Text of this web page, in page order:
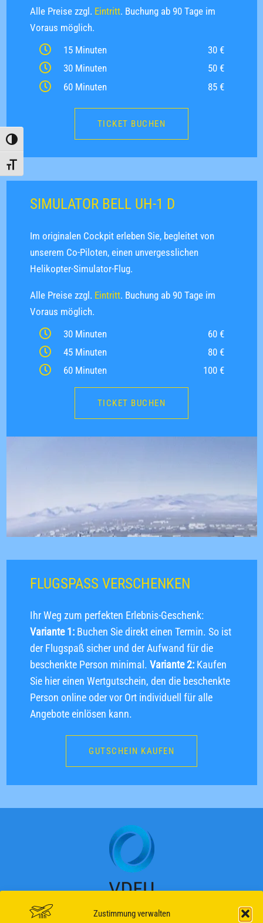
Zustimmung verwalten
Umschalten auf hohe Kontraste
Schrift vergrößern
Alle Preise zzgl. Eintritt. Buchung ab 90 Tage im
Voraus möglich.
15 Minuten
30 €
30 Minuten
50 €
60 Minuten
85 €
TICKET BUCHEN
SIMULATOR BELL UH-1 D
Im originalen Cockpit erleben Sie, begleitet von
unserem Co-Piloten, einen unvergesslichen
Helikopter-Simulator-Flug.
Alle Preise zzgl. Eintritt. Buchung ab 90 Tage im
Voraus möglich.
30 Minuten
60 €
45 Minuten
80 €
60 Minuten
100 €
TICKET BUCHEN
FLUGSPASS VERSCHENKEN
Ihr Weg zum perfekten Erlebnis-Geschenk:
Variante 1: Buchen Sie direkt einen Termin. So ist
der Flugspaß sicher und der Aufwand für die
beschenkte Person minimal. Variante 2: Kaufen
Sie hier einen Wertgutschein, den die beschenkte
Person online oder vor Ort individuell für alle
Angebote einlösen kann.
GUTSCHEIN KAUFEN